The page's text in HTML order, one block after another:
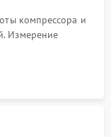
Подробнее →
компрессора и
Измерение
термостата и
дисплея.